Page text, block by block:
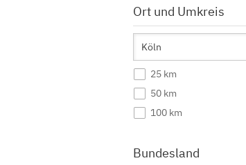
Ort und Umkreis
25 km
50 km
100 km
Bundesland